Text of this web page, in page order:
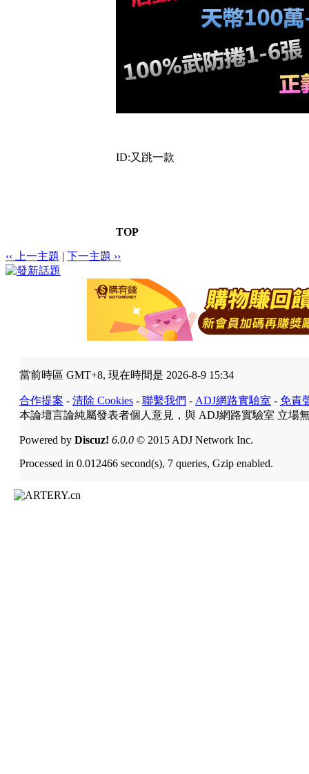
ID:又跳一款
TOP
‹‹ 上一主題 | 下一主題 ››
當前時區 GMT+8, 現在時間是 2026-8-9 15:34
合作提案 - 清除 Cookies - 聯繫我們 - ADJ網路實驗室 - 免責
本論壇言論純屬發表者個人意見，與 ADJ網路實驗室 立場
Powered by Discuz! 6.0.0 © 2015 ADJ Network Inc.
Processed in 0.012466 second(s), 7 queries, Gzip enabled.